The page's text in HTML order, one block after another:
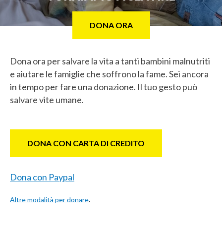
DONA ORA
Dona ora per salvare la vita a tanti bambini malnutriti
e aiutare le famiglie che soffrono la fame. Sei ancora
in tempo per fare una donazione. Il tuo gesto può
salvare vite umane.
DONA CON CARTA DI CREDITO
Dona con Paypal
Altre modalità per donare.